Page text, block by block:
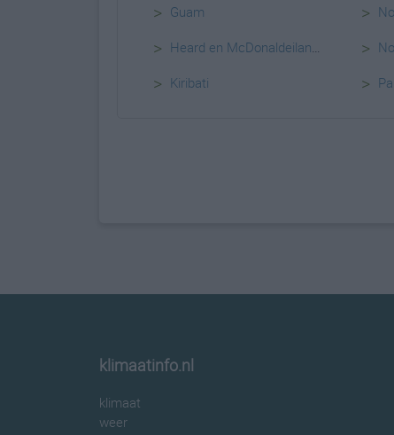
> Guam
> Heard en McDonaldeilanden
> Kiribati
>
>
>
klimaatinfo.nl
klimaat
weer